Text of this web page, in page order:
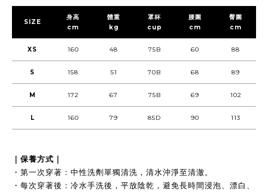
SIZE
身高
cm
體重
kg
罩杯
cup
腰圍
cm
臀圍
cm
XS 160 48 75B 60 88
S 158 51 70B 68 89
M 172 67 75B 69 102
L 160 79 85D 90 113
｜保養方式｜
・第一次穿著：中性洗劑單獨清洗，清水沖淨至清澈。
・每次穿著後：冷水手洗後，平放陰乾，避免長時間浸泡、漂白、